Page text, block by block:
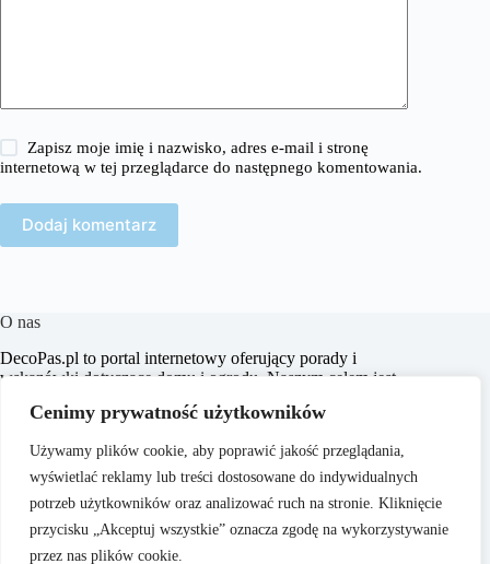
Cenimy prywatność użytkowników
Używamy plików cookie, aby poprawić jakość przeglądania,
wyświetlać reklamy lub treści dostosowane do indywidualnych
potrzeb użytkowników oraz analizować ruch na stronie. Kliknięcie
przycisku „Akceptuj wszystkie” oznacza zgodę na wykorzystywanie
przez nas plików cookie.
Zapisz moje imię i nazwisko, adres e-mail i stronę
internetową w tej przeglądarce do następnego komentowania.
Dodaj komentarz
O nas
​DecoPas.pl to portal internetowy oferujący porady i
wskazówki dotyczące domu i ogrodu. Naszym celem jest
czytelnikom w aranżacji wnętrz, budowie i remontach, a także